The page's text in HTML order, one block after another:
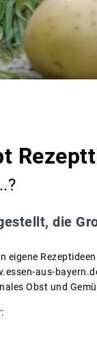
die
aus-
Obst und